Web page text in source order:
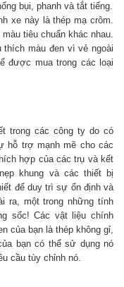
bụi, phanh và tắt tiếng.
xe này là thép mạ crôm.
tiêu chuẩn khác nhau.
thích màu đen vì vẻ ngoài
được mua trong các loại
trong các công ty do có
hỗ trợ mạnh mẽ cho các
hợp của các trụ và kết
khung và các thiết bị
để duy trì sự ổn định và
ra, một trong những tính
sốc! Các vật liệu chính
của bạn là thép không gỉ,
bạn có thể sử dụng nó
cầu tùy chỉnh nó.